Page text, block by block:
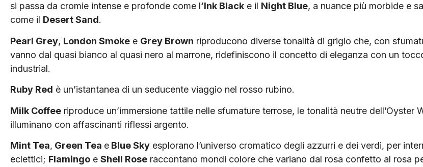
si passa da cromie intense e profonde come l’Ink Black e il Night Blue, a nuance più morbide e
come il Desert Sand.
Pearl Grey, London Smoke e Grey Brown riproducono diverse tonalità di grigio che, con
vanno dal quasi bianco al quasi nero al marrone, ridefiniscono il concetto di eleganza con un
industrial.
Ruby Red è un’istantanea di un seducente viaggio nel rosso rubino.
Milk Coffee riproduce un’immersione tattile nelle sfumature terrose, le tonalità neutre dell’Oyster
illuminano con affascinanti riflessi argento.
Mint Tea, Green Tea e Blue Sky esplorano l’universo cromatico degli azzurri e dei verdi, per
eclettici; Flamingo e Shell Rose raccontano mondi colore che variano dal rosa confetto al rosa